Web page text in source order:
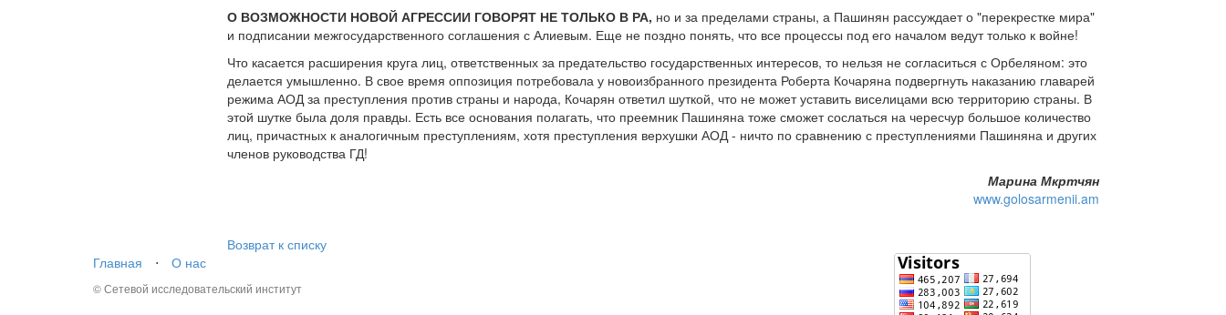
О ВОЗМОЖНОСТИ НОВОЙ АГРЕССИИ ГОВОРЯТ НЕ ТОЛЬКО В РА, но и за пределами страны, а Пашинян рассуждает о "перекрестке мира"
и подписании межгосударственного соглашения с Алиевым. Еще не поздно понять, что все процессы под его началом ведут только к войне!
Что касается расширения круга лиц, ответственных за предательство государственных интересов, то нельзя не согласиться с Орбеляном: это
делается умышленно. В свое время оппозиция потребовала у новоизбранного президента Роберта Кочаряна подвергнуть наказанию главарей
режима АОД за преступления против страны и народа, Кочарян ответил шуткой, что не может уставить виселицами всю территорию страны. В
этой шутке была доля правды. Есть все основания полагать, что преемник Пашиняна тоже сможет сослаться на чересчур большое количество
лиц, причастных к аналогичным преступлениям, хотя преступления верхушки АОД - ничто по сравнению с преступлениями Пашиняна и других
членов руководства ГД!
Марина Мкртчян
www.golosarmenii.am
Возврат к списку
Главная
⋅ О нас
© Сетевой исследовательский институт